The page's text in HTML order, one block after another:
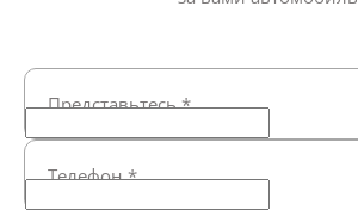
Представьтесь*
Телефон*